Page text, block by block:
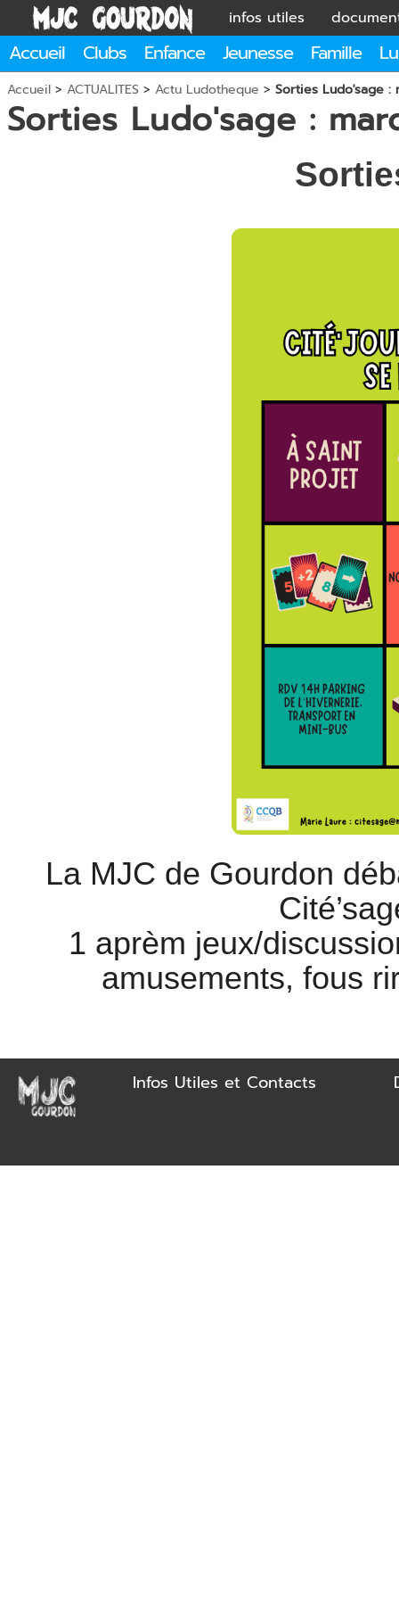
infos utiles
Accueil Clubs Enfance Jeunesse Famille
Accueil > ACTUALITES > Actu Ludotheque > Sorties Ludo'sage :
Sorties Ludo'sage :
La MJC de Gourdon
1 aprèm jeux/
amusements, fous
Infos Utiles et Contacts